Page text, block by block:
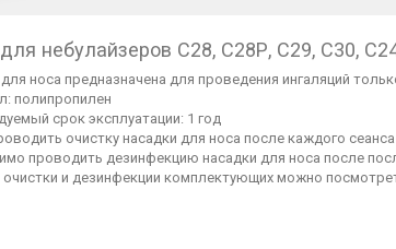
небулайзеров С28, С28Р, С29, С30,
носа предназначена для проведения ингаляций
полипропилен
срок эксплуатации: 1 год
очистку насадки для носа после каждого
проводить дезинфекцию насадки для носа после
и дезинфекции комплектующих можно